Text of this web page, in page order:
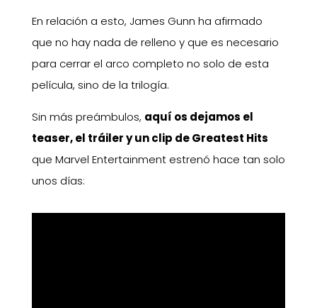
En relación a esto, James Gunn ha afirmado
que no hay nada de relleno y que es necesario
para cerrar el arco completo no solo de esta
película, sino de la trilogía.
Sin más preámbulos, aquí os dejamos el
teaser, el tráiler y un clip de Greatest Hits
que Marvel Entertainment estrenó hace tan solo
unos días: